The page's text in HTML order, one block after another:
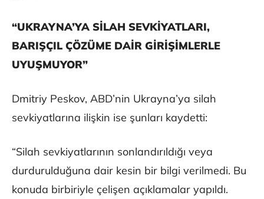
“UKRAYNA’YA SİLAH SEVKİYATLARI,
BARIŞÇIL ÇÖZÜME DAİR GİRİŞİMLERLE
UYUŞMUYOR”
Dmitriy Peskov, ABD’nin Ukrayna’ya silah
sevkiyatlarına ilişkin ise şunları kaydetti:
“Silah sevkiyatlarının sonlandırıldığı veya
durdurulduğuna dair kesin bir bilgi verilmedi. Bu
konuda birbiriyle çelişen açıklamalar yapıldı.